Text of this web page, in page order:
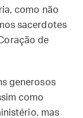
como não
sacerdotes
de
generosos
como
mas